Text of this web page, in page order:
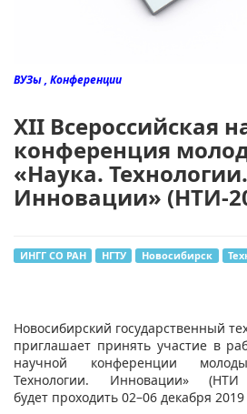
ВУЗы , Конференции
XII Всероссийская
конференция
«Наука. Технологии.
Инновации» (НТИ-
ИНГГ СО РАН НГТУ Новосибирск
Новосибирский государственный
приглашает принять участие в
научной конференции
Технологии. Инновации»
будет проходить 02–06 декабря 2019